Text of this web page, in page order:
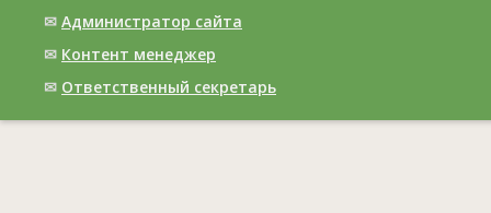
✉ Администратор сайта
✉ Контент менеджер
✉ Ответственный cекретарь